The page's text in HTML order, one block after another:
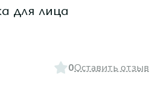
для лица
0Оставить отзыв